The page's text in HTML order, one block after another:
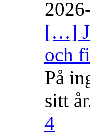
[…]
och
På
sitt
4